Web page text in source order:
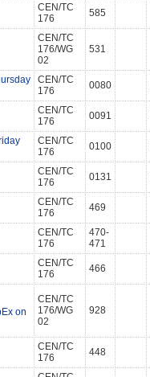
CEN/TC
176
585
CEN/TC
176/WG
02
531
CEN/TC
176
0080
CEN/TC
176
0091
CEN/TC
176
0100
CEN/TC
176
0131
CEN/TC
176
469
CEN/TC
176
470-
471
CEN/TC
176
466
on
CEN/TC
176/WG
02
928
CEN/TC
176
448